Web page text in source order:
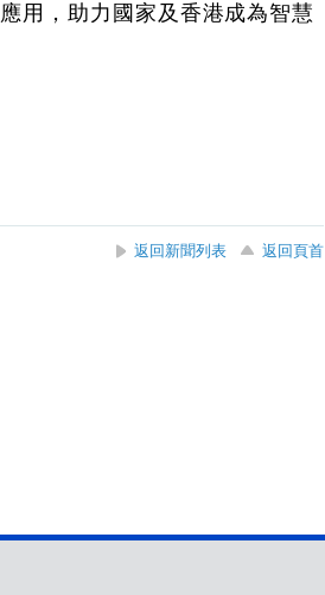
用，助力國家及香港成為智慧
返回新聞列表
返回頁首